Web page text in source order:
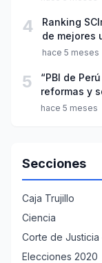
4
Ranking
de mejores
hace 5 meses
5
“PBI de
reformas y
hace 5 meses
Secciones
Caja Trujillo
Ciencia
Corte de Justicia
Elecciones 2020